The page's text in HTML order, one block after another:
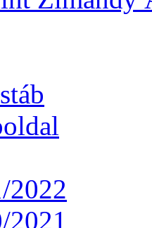
2022
2021